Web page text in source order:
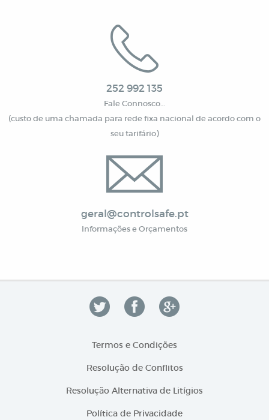
252 992 135
Fale Connosco…
(custo de uma chamada para rede fixa nacional de acordo com o
seu tarifário)
geral@controlsafe.pt
Informações e Orçamentos
Termos e Condições
Resolução de Conflitos
Resolução Alternativa de Litígios
Política de Privacidade